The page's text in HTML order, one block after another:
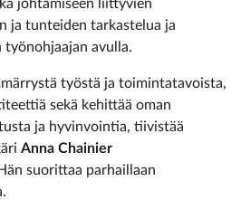
johtamiseen liittyvien
ja tunteiden tarkastelua ja
avulla.
työstä ja toimintatavoista,
sekä kehittää oman
ja hyvinvointia, tiivistää
Anna Chainier
suorittaa parhaillaan